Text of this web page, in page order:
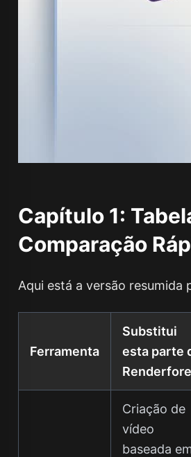
Capítulo 1:
Comparação
Aqui está a versão resumida
Ferramenta
Substitui
esta parte
Criação de
vídeo
baseada